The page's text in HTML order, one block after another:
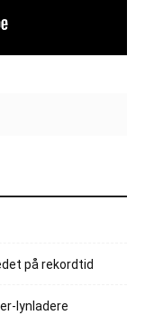
på rekordtid
lynladere